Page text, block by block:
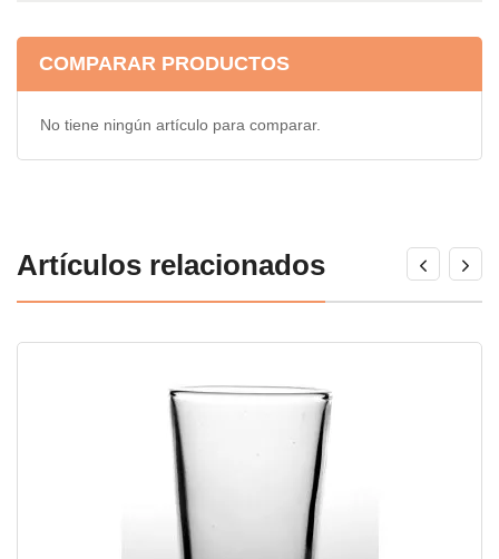
COMPARAR PRODUCTOS
No tiene ningún artículo para comparar.
Artículos relacionados